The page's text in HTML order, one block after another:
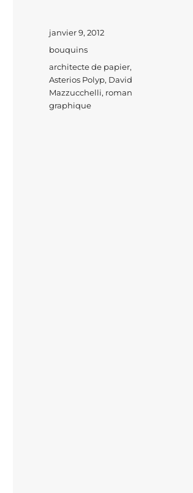
Publié
le
janvier 9, 2012
Catégories
bouquins
Étiquettes
architecte de papier,
Asterios Polyp, David
Mazzucchelli, roman
graphique